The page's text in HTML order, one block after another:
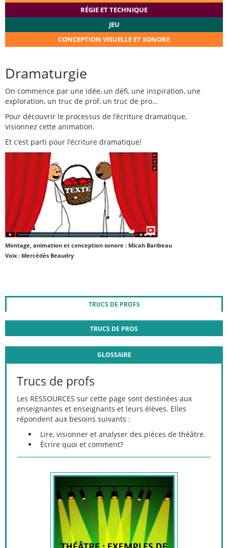
RÉGIE ET TECHNIQUE
JEU
CONCEPTION VISUELLE ET SONORE
Dramaturgie
On commence par une idée, un défi, une inspiration, une
exploration, un truc de prof, un truc de pro…
Pour découvrir le processus de l’écriture dramatique,
visionnez cette animation.
Et c’est parti pour l’écriture dramatique!
Montage, animation et conception sonore : Micah Baribeau
Voix : Mercédès Beaudry
TRUCS DE PROFS
TRUCS DE PROS
GLOSSAIRE
Trucs de profs
Les RESSOURCES sur cette page sont destinées aux
enseignantes et enseignants et leurs élèves. Elles
répondent aux besoins suivants :
Lire, visionner et analyser des pièces de théâtre.
Écrire quoi et comment?